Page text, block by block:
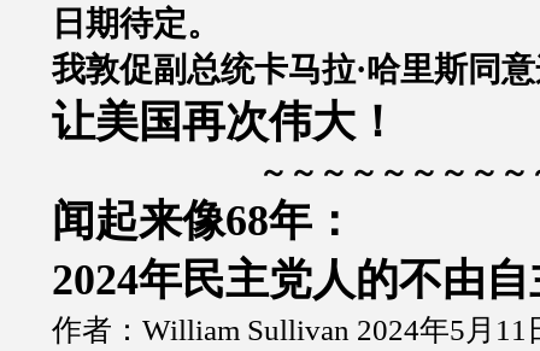
日期待定。
我敦促副总统卡马拉·哈里斯同
让美国再次伟大！
～～～～～～～～～
闻起来像68年：
2024年民主党人的不由自
作者：William Sullivan 2024年5月11